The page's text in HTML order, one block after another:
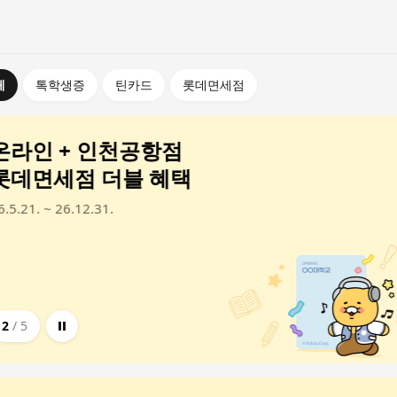
톡학생증 틴카드 롯데면세점
라인 + 인천공항점
데면세점 더블 혜택
~ 26.12.31.
2 / 5